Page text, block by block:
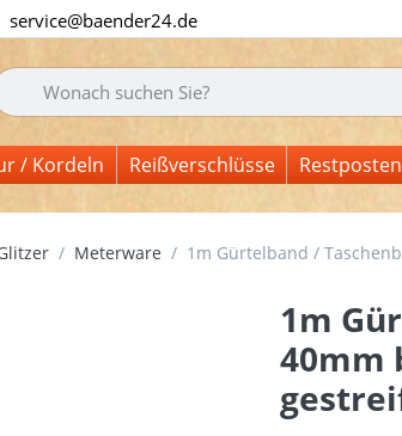
service@baender24.de
Sie einen Suchbegriff ein. Während Sie
/ Kordeln Reißverschlüsse Restposten
Meterware 1m Gürtelband /
1m
40mm